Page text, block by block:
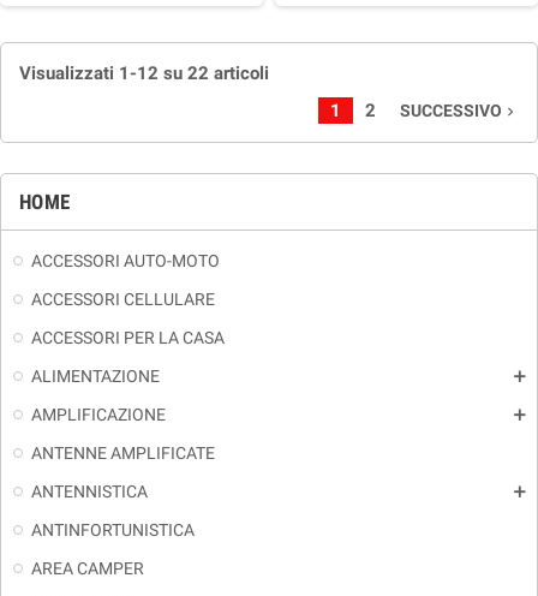
HOME
ACCESSORI AUTO-MOTO
ACCESSORI CELLULARE
ACCESSORI PER LA CASA
ALIMENTAZIONE
add
AMPLIFICAZIONE add
ANTENNE AMPLIFICATE
ANTENNISTICA
add
ANTINFORTUNISTICA
AREA CAMPER
Visualizzati 1-12 su 22 articoli
1
2 SUCCESSIVO navigate_next